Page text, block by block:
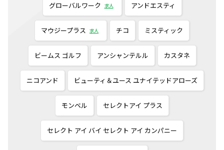
グローバルワーク 求人 アンドエスティ
マウジープラス 求人 チコ ミスティック
ビームス ゴルフ アンシャンテルル カスタネ
ニコアンド ビューティ＆ユース ユナイテッドアローズ
モンベル セレクトアイ プラス
セレクト アイ バイ セレクト アイ カンパニー